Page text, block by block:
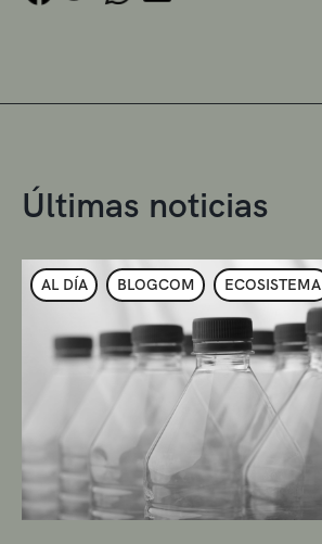
Últimas noticias
AL DÍA BLOGCOM ECOSISTEMA